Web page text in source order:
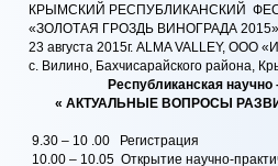
КРЫМСКИЙ РЕСПУБЛИКАНСКИЙ
«ЗОЛОТАЯ ГРОЗДЬ ВИНОГРАДА 2015»
23 августа 2015г. ALMA VALLEY, OOO
с. Вилино, Бахчисарайского района,
Республиканская
« АКТУАЛЬНЫЕ ВОПРОСЫ
9.30 – 10 .00 Регистрация
10.00 – 10.05 Открытие научно-